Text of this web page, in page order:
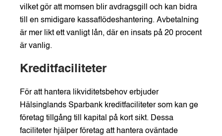
vilket gör att momsen blir avdragsgill och kan bidra
till en smidigare kassaflödeshantering. Avbetalning
är mer likt ett vanligt lån, där en insats på 20 procent
är vanlig.
Kreditfaciliteter
För att hantera likviditetsbehov erbjuder
Hälsinglands Sparbank kreditfaciliteter som kan ge
företag tillgång till kapital på kort sikt. Dessa
faciliteter hjälper företag att hantera oväntade